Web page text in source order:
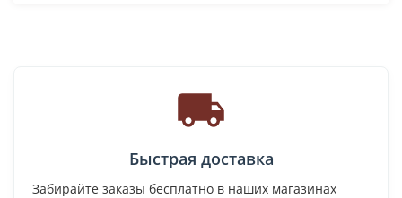
Быстрая доставка
Забирайте заказы бесплатно в наших магазинах